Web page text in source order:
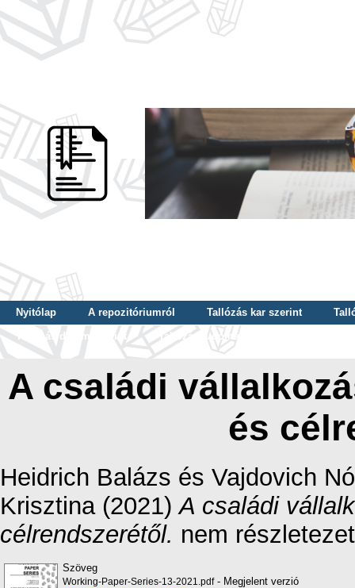
Nyitólap A repozitóriumról Tallózás kar szerint
Tallózás dátum szerint
Tallózás tudományterület szerint
A családi
és
Heidrich Balázs és Vajdovich
Krisztina(2021)A családi
célrendszerétől. nem
Szöveg
Working-Paper-Series-13-2021.pdf- Megjelent verzió